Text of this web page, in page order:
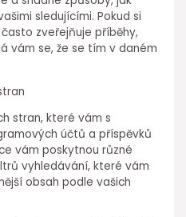
sledujícími. Pokud si
zveřejňuje příběhy,
vám se, že se tím v daném
stran, které vám s
účtů a příspěvků
vám poskytnou různé
vyhledávání, které vám
obsah podle vašich